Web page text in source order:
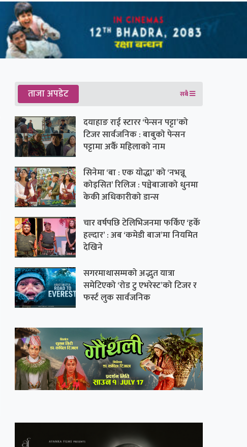
ताजा अपडेट सबै
दयाहाङ राई स्टारर ‘पेन्सन पट्टा’को
टिजर सार्वजनिक : बाबुको पेन्सन
पट्टामा अर्कै महिलाको नाम
सिनेमा ‘बा : एक योद्धा’ को ‘नभन्नू
कोइसित’ रिलिज : पञ्चेबाजाको धुनमा
केकी अधिकारीको डान्स
चार वर्षपछि टेलिभिजनमा फर्किए ‘हर्के
हल्दार’ : अब ‘कमेडी बाज’मा नियमित
देखिने
सगरमाथासम्मको अद्भुत यात्रा
समेटिएको ‘रोड टु एभरेस्ट’को टिजर र
फर्स्ट लुक सार्वजनिक